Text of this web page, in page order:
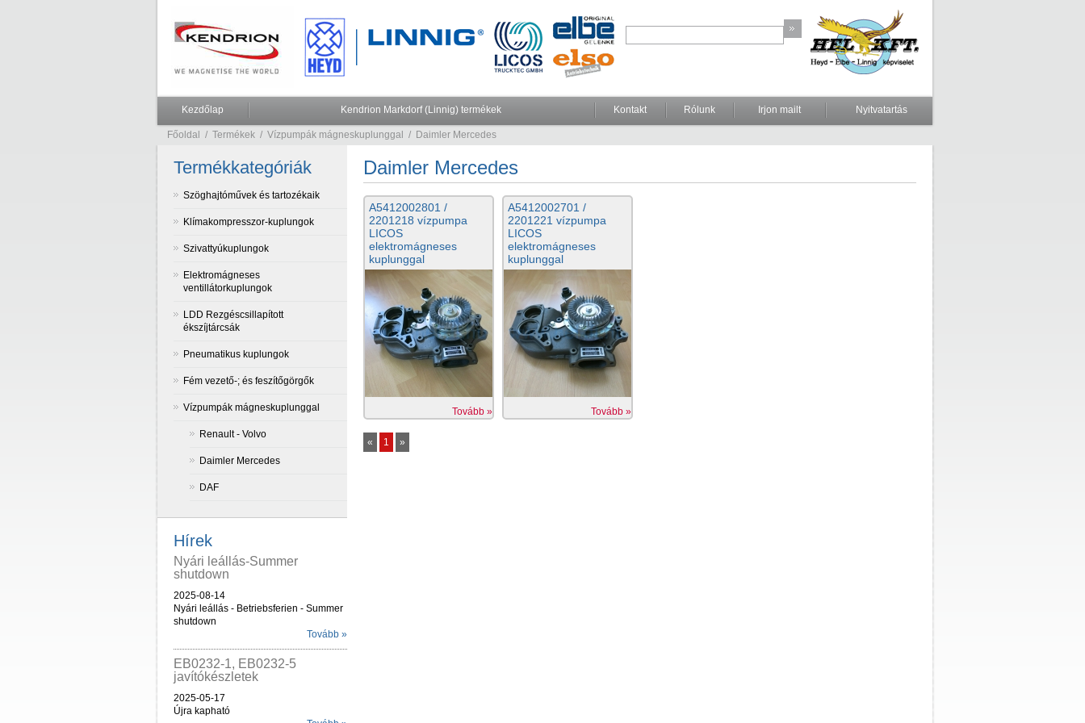
Kezdőlap Kendrion Markdorf (Linnig) termékek Kontakt Rólunk Irjon mailt Nyitvatartás
Főoldal / Termékek / Vízpumpák mágneskuplunggal / Daimler Mercedes
Termékkategóriák
Szöghajtóművek és tartozékaik
Klímakompresszor-kuplungok
Szivattyúkuplungok
Elektromágneses
ventillátorkuplungok
LDD Rezgéscsillapított
ékszíjtárcsák
Pneumatikus kuplungok
Fém vezető-; és feszítőgörgők
Vízpumpák mágneskuplunggal
Renault - Volvo
Daimler Mercedes
DAF
Hírek
Nyári leállás-Summer
shutdown
2025-08-14
Nyári leállás - Betriebsferien - Summer
shutdown
Tovább »
EB0232-1, EB0232-5
javítókészletek
2025-05-17
Újra kapható
Daimler Mercedes
A5412002801 /
2201218 vízpumpa
LICOS
elektromágneses
kuplunggal
Tovább »
A5412002701 /
2201221 vízpumpa
LICOS
elektromágneses
kuplunggal
Tovább »
« 1 »